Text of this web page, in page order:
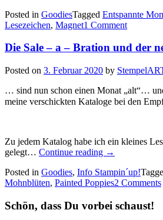
Lesezeichen
mit
aus
Anhängern
Mass…“
Posted in GoodiesTagged Entspannte
Lesezeichen, Magnet1 Comment
Die Sale – a – Bration und der
Posted on 3. Februar 2020 by
… sind nun schon einen Monat „alt“…
meine verschickten Kataloge bei den
Zu jedem Katalog habe ich ein kleines
gelegt… Continue reading „Die
–
a
Bration
→
Posted in Goodies, Info Stampin´up!
Mohnblüten, Painted Poppies2 Comments
Schön, dass Du vorbei schaust!